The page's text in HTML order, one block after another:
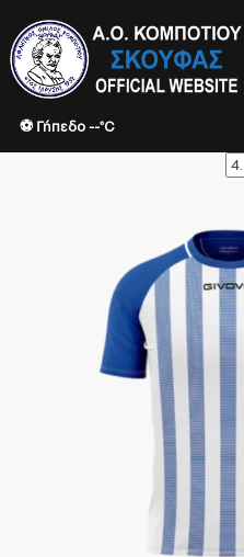
⚽ Γήπεδο --°C